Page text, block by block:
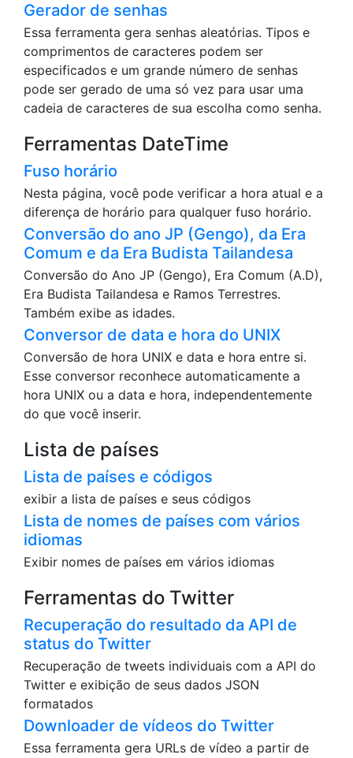
Gerador de senhas
Essa ferramenta gera senhas aleatórias. Tipos e
comprimentos de caracteres podem ser
especificados e um grande número de senhas
pode ser gerado de uma só vez para usar uma
cadeia de caracteres de sua escolha como senha.
Ferramentas DateTime
Fuso horário
Nesta página, você pode verificar a hora atual e a
diferença de horário para qualquer fuso horário.
Conversão do ano JP (Gengo), da Era
Comum e da Era Budista Tailandesa
Conversão do Ano JP (Gengo), Era Comum (A.D),
Era Budista Tailandesa e Ramos Terrestres.
Também exibe as idades.
Conversor de data e hora do UNIX
Conversão de hora UNIX e data e hora entre si.
Esse conversor reconhece automaticamente a
hora UNIX ou a data e hora, independentemente
do que você inserir.
Lista de países
Lista de países e códigos
exibir a lista de países e seus códigos
Lista de nomes de países com vários
idiomas
Exibir nomes de países em vários idiomas
Ferramentas do Twitter
Recuperação do resultado da API de
status do Twitter
Recuperação de tweets individuais com a API do
Twitter e exibição de seus dados JSON
formatados
Downloader de vídeos do Twitter
Essa ferramenta gera URLs de vídeo a partir de